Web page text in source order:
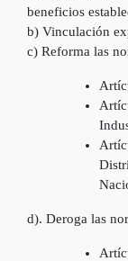
beneficios
b) Vinculación
c) Reforma las
d). Deroga las